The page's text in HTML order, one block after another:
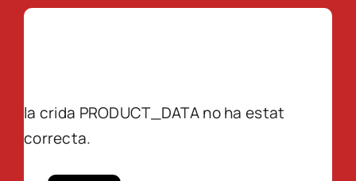
la crida PRODUCT_DATA no ha estat
correcta.